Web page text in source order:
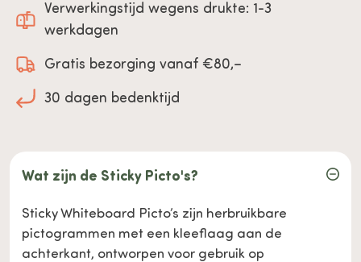
Verwerkingstijd wegens drukte: 1-3
werkdagen
Gratis bezorging vanaf €80,–
30 dagen bedenktijd
Wat zijn de Sticky Picto's?
Sticky Whiteboard Picto’s zijn herbruikbare
pictogrammen met een kleeflaag aan de
achterkant, ontworpen voor gebruik op